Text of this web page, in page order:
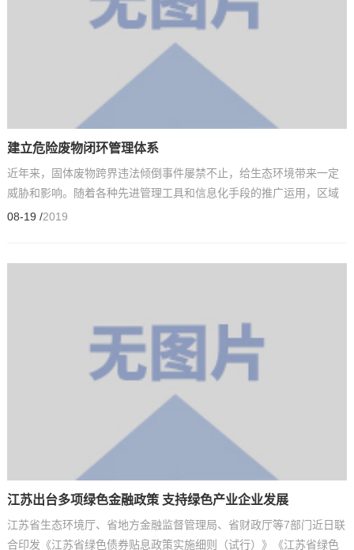
建立危险废物闭环管理体系
近年来，固体废物跨界违法倾倒事件屡禁不止，给生态环境带来一定
威胁和影响。随着各种先进管理工具和信息化手段的推广运用，区域
危废监管应建立一套行之有效的防范机制，打造危险废物...
08-19 /2019
江苏出台多项绿色金融政策 支持绿色产业企业发展
江苏省生态环境厅、省地方金融监督管理局、省财政厅等7部门近日联
合印发《江苏省绿色债券贴息政策实施细则（试行）》《江苏省绿色